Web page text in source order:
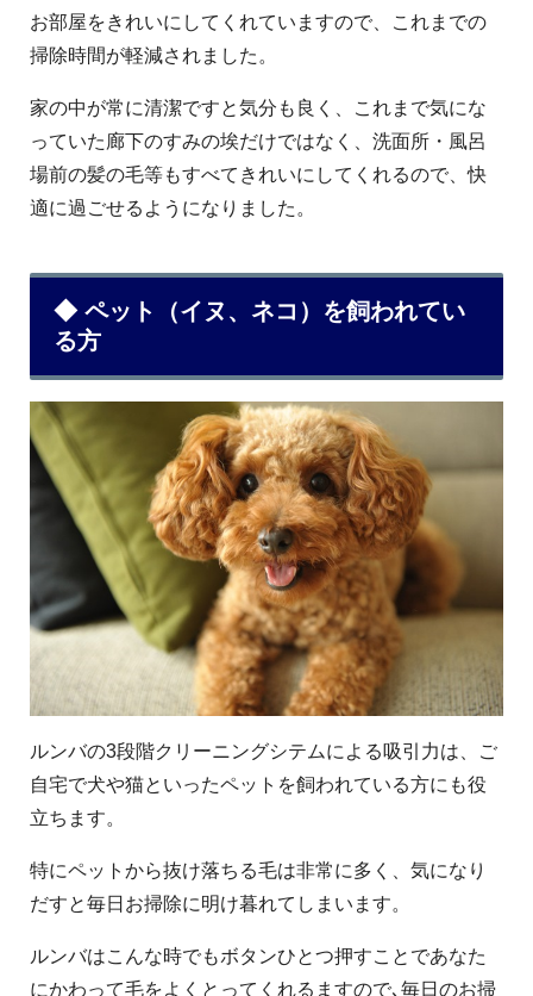
お部屋をきれいにしてくれていますので、これまでの
掃除時間が軽減されました。
家の中が常に清潔ですと気分も良く、これまで気にな
っていた廊下のすみの埃だけではなく、洗面所・風呂
場前の髪の毛等もすべてきれいにしてくれるので、快
適に過ごせるようになりました。
◆ ペット（イヌ、ネコ）を飼われてい
る方
ルンバの3段階クリーニングシテムによる吸引力は、ご
自宅で犬や猫といったペットを飼われている方にも役
立ちます。
特にペットから抜け落ちる毛は非常に多く、気になり
だすと毎日お掃除に明け暮れてしまいます。
ルンバはこんな時でもボタンひとつ押すことであなた
にかわって毛をよくとってくれるますので､毎日のお掃